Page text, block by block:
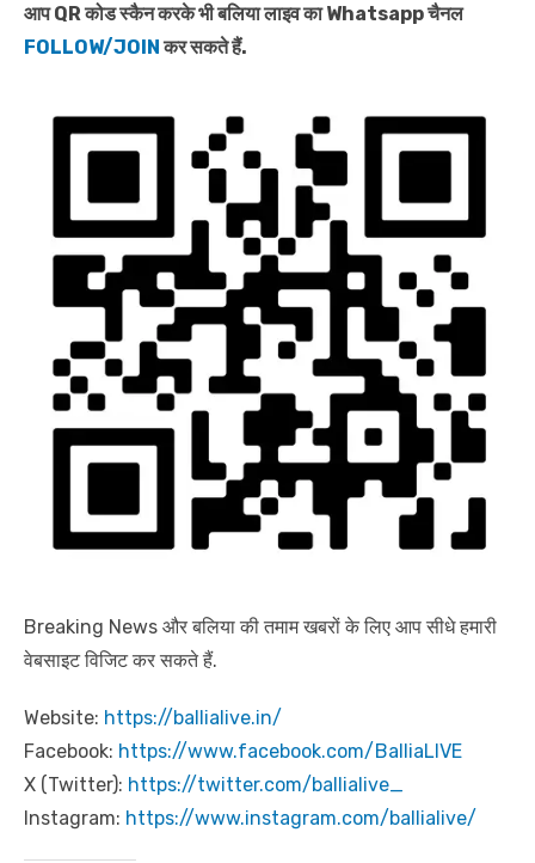
आप QR कोड स्कैन करके भी बलिया लाइव का Whatsapp चैनल
FOLLOW/JOINकर सकते हैं.
Breaking News और बलिया की तमाम खबरों के लिए आप सीधे हमारी
वेबसाइट विजिट कर सकते हैं.
Website: https://ballialive.in/
Facebook: https://www.facebook.com/BalliaLIVE
X (Twitter): https://twitter.com/ballialive_
Instagram: https://www.instagram.com/ballialive/